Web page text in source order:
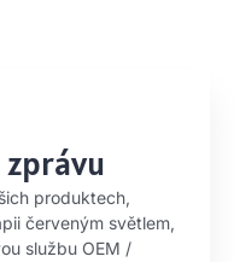
produktech,
červeným světlem,
službu OEM /